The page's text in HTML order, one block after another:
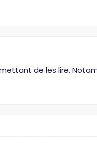
de les lire.